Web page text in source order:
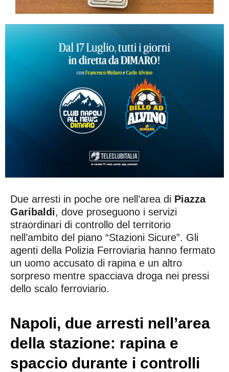
Due arresti in poche ore nell’area di Piazza
Garibaldi, dove proseguono i servizi
straordinari di controllo del territorio
nell’ambito del piano “Stazioni Sicure”. Gli
agenti della Polizia Ferroviaria hanno fermato
un uomo accusato di rapina e un altro
sorpreso mentre spacciava droga nei pressi
dello scalo ferroviario.
Napoli, due arresti nell’area
della stazione: rapina e
spaccio durante i controlli